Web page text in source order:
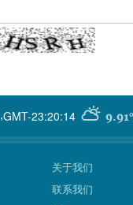
GMT-23:20:14 9.91°
,
关于我们
联系我们